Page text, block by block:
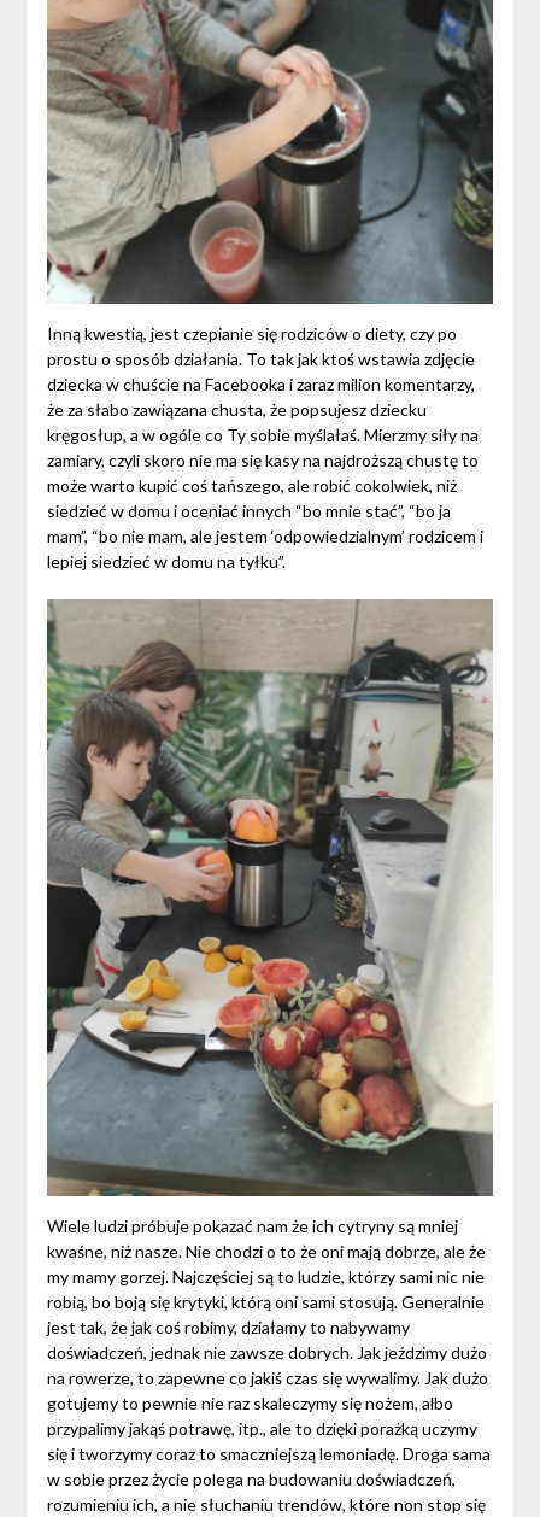
Inną kwestią, jest czepianie się rodziców o diety, czy po
prostu o sposób działania. To tak jak ktoś wstawia zdjęcie
dziecka w chuście na Facebooka i zaraz milion komentarzy,
że za słabo zawiązana chusta, że popsujesz dziecku
kręgosłup, a w ogóle co Ty sobie myślałaś. Mierzmy siły na
zamiary, czyli skoro nie ma się kasy na najdroższą chustę to
może warto kupić coś tańszego, ale robić cokolwiek, niż
siedzieć w domu i oceniać innych “bo mnie stać”, “bo ja
mam”, “bo nie mam, ale jestem ‘odpowiedzialnym’ rodzicem i
lepiej siedzieć w domu na tyłku”.
Wiele ludzi próbuje pokazać nam że ich cytryny są mniej
kwaśne, niż nasze. Nie chodzi o to że oni mają dobrze, ale że
my mamy gorzej. Najczęściej są to ludzie, którzy sami nic nie
robią, bo boją się krytyki, którą oni sami stosują. Generalnie
jest tak, że jak coś robimy, działamy to nabywamy
doświadczeń, jednak nie zawsze dobrych. Jak jeździmy dużo
na rowerze, to zapewne co jakiś czas się wywalimy. Jak dużo
gotujemy to pewnie nie raz skaleczymy się nożem, albo
przypalimy jakąś potrawę, itp., ale to dzięki porażką uczymy
się i tworzymy coraz to smaczniejszą lemoniadę. Droga sama
w sobie przez życie polega na budowaniu doświadczeń,
rozumieniu ich, a nie słuchaniu trendów, które non stop się